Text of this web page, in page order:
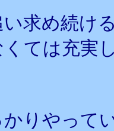
求め続け
ては充実
りやって